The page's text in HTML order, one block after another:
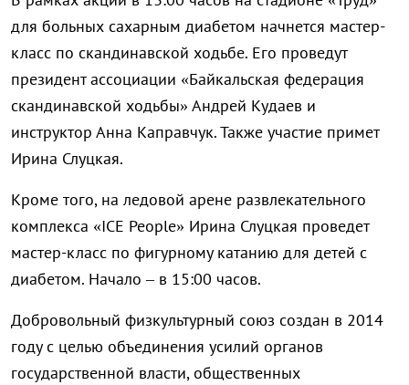
для больных сахарным диабетом начнется мастер-
класс по скандинавской ходьбе. Его проведут
президент ассоциации «Байкальская федерация
скандинавской ходьбы» Андрей Кудаев и
инструктор Анна Каправчук. Также участие примет
Ирина Слуцкая.
Кроме того, на ледовой арене развлекательного
комплекса «ICE People» Ирина Слуцкая проведет
мастер-класс по фигурному катанию для детей с
диабетом. Начало – в 15:00 часов.
Добровольный физкультурный союз создан в 2014
году с целью объединения усилий органов
государственной власти, общественных